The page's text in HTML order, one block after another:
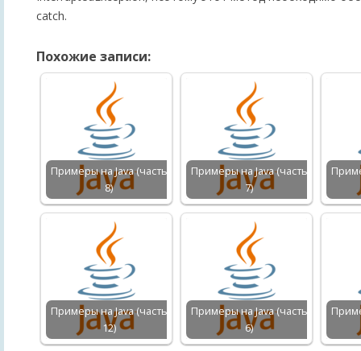
catch.
Похожие записи:
Примеры на Java (часть
8)
Примеры на Java (часть
7)
Примеры на Java (часть
12)
Примеры на Java (часть
6)